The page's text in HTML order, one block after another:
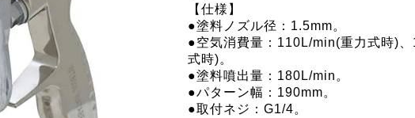
【仕様】
●塗料ノズル径：1.5mm。
●空気消費量：110L/min(重力式時)
式時)。
●塗料噴出量：180L/min。
●パターン幅：190mm。
●取付ネジ：G1/4。